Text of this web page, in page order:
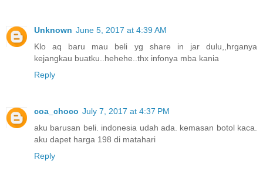
Unknown June 5, 2017 at 4:39 AM
Klo aq baru mau beli yg share in jar dulu,,hrganya
kejangkau buatku..hehehe..thx infonya mba kania
Reply
coa_choco July 7, 2017 at 4:37 PM
aku barusan beli. indonesia udah ada. kemasan botol kaca.
aku dapet harga 198 di matahari
Reply